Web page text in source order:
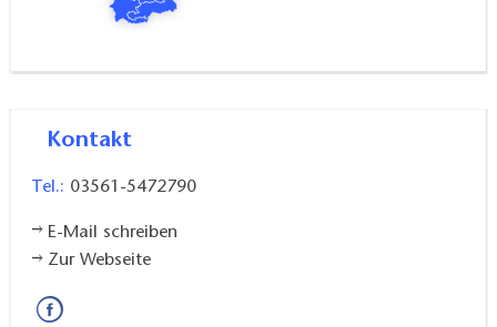
Kontakt
Tel.: 03561-5472790
E-Mail schreiben
Zur Webseite